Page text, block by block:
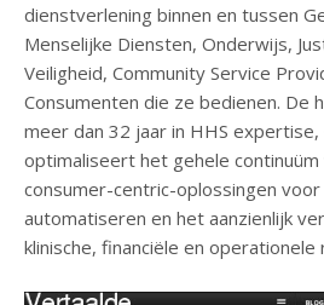
dienstverlening binnen en tussen
Menselijke Diensten, Onderwijs,
Veiligheid, Community Service
Consumenten die ze bedienen. De
meer dan 32 jaar in HHS expertise,
optimaliseert het gehele
consumer-centric-oplossingen
automatiseren en het aanzienlijk
klinische, financiële en operationele